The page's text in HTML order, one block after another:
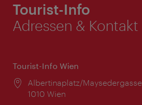
Tourist-Info
Adressen & Kontakt
Tourist-Info Wien
Ort:
Albertinaplatz/Maysedergasse
1010 Wien